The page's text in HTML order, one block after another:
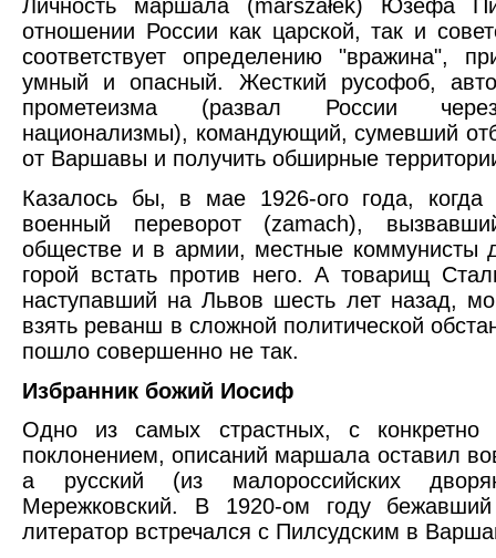
Личность маршала (marszałek) Юзефа
отношении России как царской, так и
соответствует определению "вражина",
умный и опасный. Жесткий русофоб,
прометеизма (развал России
национализмы), командующий, сумевший
от Варшавы и получить обширные
Казалось бы, в мае 1926-ого года, когда
военный переворот (zamach),
обществе и в армии, местные коммунисты
горой встать против него. А товарищ
наступавший на Львов шесть лет назад,
взять реванш в сложной политической
пошло совершенно не так.
Избранник божий Иосиф
Одно из самых страстных, с конкретно
поклонением, описаний маршала оставил
а русский (из малороссийских
Мережковский. В 1920-ом году
литератор встречался с Пилсудским в